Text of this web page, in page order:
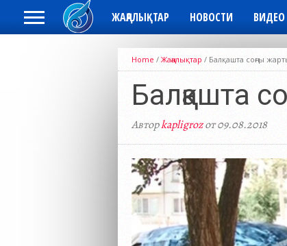
ЖАҢАЛЫҚТАР НОВОСТИ ВИДЕО
Home / Жаңалықтар / Балқашта соңғы
Балқашта
Авторkapligrozот 09.08.2018